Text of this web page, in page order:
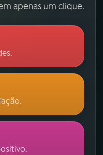
apenas um clique.